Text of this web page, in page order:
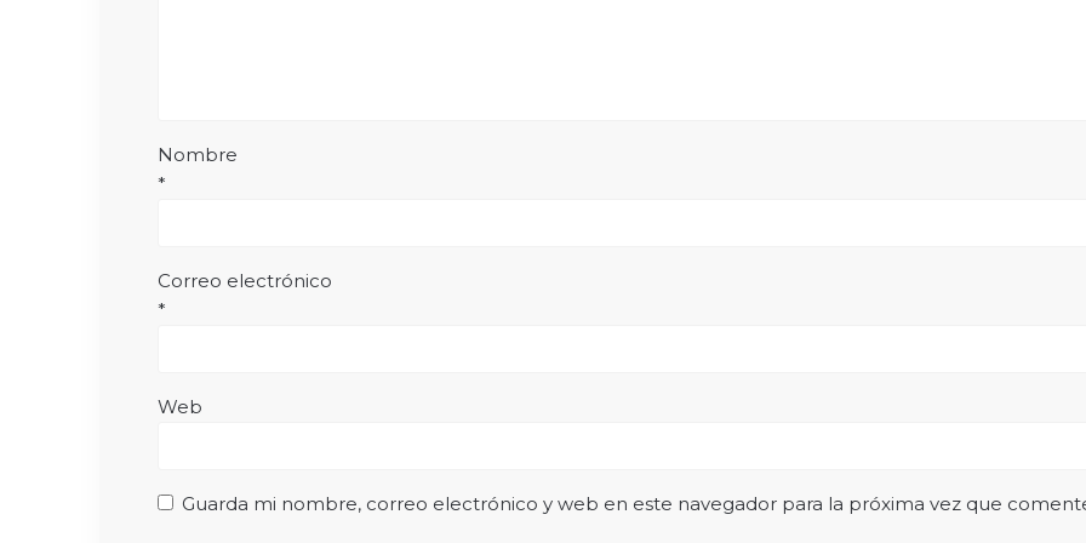
Nombre
*
Correo electrónico
*
Web
Guarda mi nombre, correo electrónico y web en este navegador para la próxima vez que